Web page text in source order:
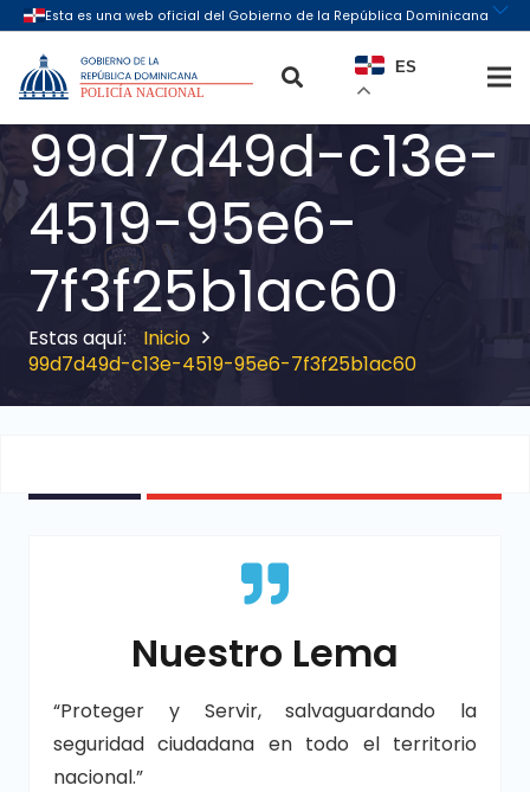
ES
99d7d49d-c13e-
4519-95e6-
7f3f25b1ac60
Inicio
99d7d49d-c13e-4519-95e6-7f3f25b1ac60
Nuestro Lema
“Proteger y Servir, salvaguardando la
seguridad ciudadana en todo el territorio
nacional.”